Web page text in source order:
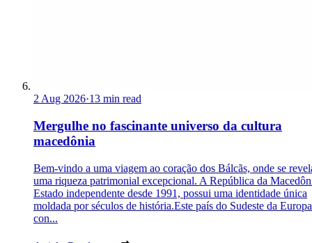
2 Aug 2026·13 min read
Mergulhe no fascinante universo da cultura
macedônia
Bem-vindo a uma viagem ao coração dos Bálcãs, onde se
uma riqueza patrimonial excepcional. A República da
Estado independente desde 1991, possui uma identidade única
moldada por séculos de história.Este país do Sudeste da Europa
con...